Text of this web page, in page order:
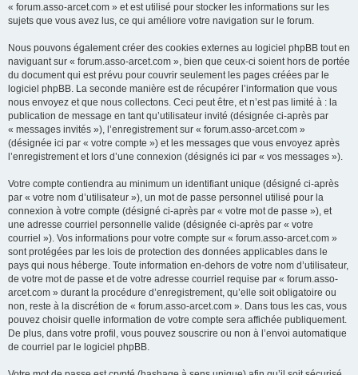
« forum.asso-arcet.com » et est utilisé pour stocker les informations sur les
sujets que vous avez lus, ce qui améliore votre navigation sur le forum.
Nous pouvons également créer des cookies externes au logiciel phpBB tout en
naviguant sur « forum.asso-arcet.com », bien que ceux-ci soient hors de portée
du document qui est prévu pour couvrir seulement les pages créées par le
logiciel phpBB. La seconde manière est de récupérer l’information que vous
nous envoyez et que nous collectons. Ceci peut être, et n’est pas limité à : la
publication de message en tant qu’utilisateur invité (désignée ci-après par
« messages invités »), l’enregistrement sur « forum.asso-arcet.com »
(désignée ici par « votre compte ») et les messages que vous envoyez après
l’enregistrement et lors d’une connexion (désignés ici par « vos messages »).
Votre compte contiendra au minimum un identifiant unique (désigné ci-après
par « votre nom d’utilisateur »), un mot de passe personnel utilisé pour la
connexion à votre compte (désigné ci-après par « votre mot de passe »), et
une adresse courriel personnelle valide (désignée ci-après par « votre
courriel »). Vos informations pour votre compte sur « forum.asso-arcet.com »
sont protégées par les lois de protection des données applicables dans le
pays qui nous héberge. Toute information en-dehors de votre nom d’utilisateur,
de votre mot de passe et de votre adresse courriel requise par « forum.asso-
arcet.com » durant la procédure d’enregistrement, qu’elle soit obligatoire ou
non, reste à la discrétion de « forum.asso-arcet.com ». Dans tous les cas, vous
pouvez choisir quelle information de votre compte sera affichée publiquement.
De plus, dans votre profil, vous pouvez souscrire ou non à l’envoi automatique
de courriel par le logiciel phpBB.